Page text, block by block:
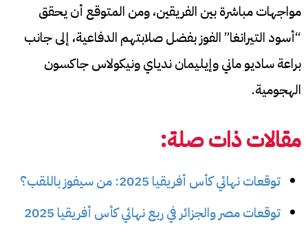
مواجهات مباشرة بين الفريقين، ومن المتوقع أن يحقق
“أسود التيرانغا” الفوز بفضل صلابتهم الدفاعية، إلى جانب
براعة ساديو ماني وإيليمان ندياي ونيكولاس جاكسون
الهجومية.
مقالات ذات صلة:
توقعات نهائي كأس أفريقيا 2025: من سيفوز باللقب؟
توقعات مصر والجزائر في ربع نهائي كأس أفريقيا 2025